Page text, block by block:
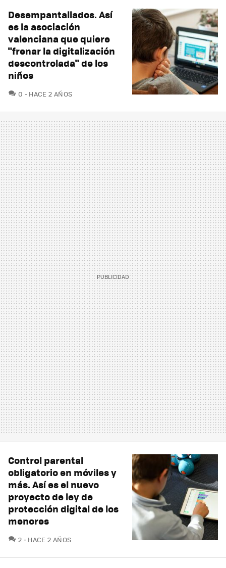
Desempantallados. Así
es la asociación
valenciana que quiere
"frenar la digitalización
descontrolada" de los
niños
0 COMENTARIOS
HACE 2 AÑOS
Control parental
obligatorio en móviles y
más. Así es el nuevo
proyecto de ley de
protección digital de los
menores
2 COMENTARIOS
HACE 2 AÑOS